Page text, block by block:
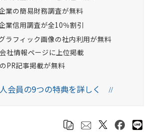
業の簡易財務調査が無料
業信用調査が全10％割引
ラフィック画像の社内利用が無料
社情報ページに上位掲載
PR記事掲載が無料
会員の9つの特典を詳しく //